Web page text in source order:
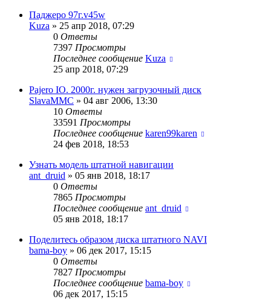
Паджеро 97г.v45w
Kuza » 25 апр 2018, 07:29
0 Ответы
7397 Просмотры
Последнее сообщение Kuza
25 апр 2018, 07:29
Pajero IO. 2000г. нужен загрузочный диск
SlavaMMC » 04 авг 2006, 13:30
10 Ответы
33591 Просмотры
Последнее сообщение karen99karen
24 фев 2018, 18:53
Узнать модель штатной навигации
ant_druid » 05 янв 2018, 18:17
0 Ответы
7865 Просмотры
Последнее сообщение ant_druid
05 янв 2018, 18:17
Поделитесь образом диска штатного NAVI
bama-boy » 06 дек 2017, 15:15
0 Ответы
7827 Просмотры
Последнее сообщение bama-boy
06 дек 2017, 15:15